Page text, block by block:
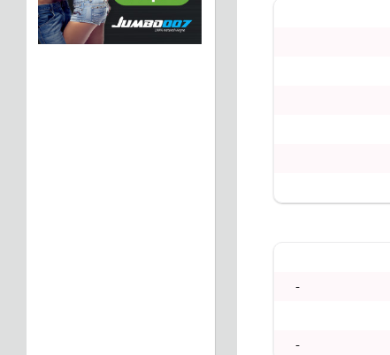
-
-